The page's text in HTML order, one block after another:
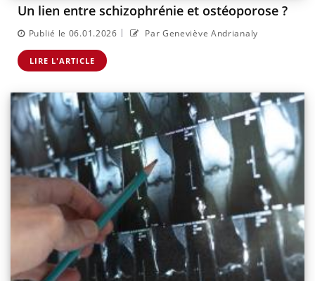
Un lien entre schizophrénie et ostéoporose ?
Publié le 06.01.2026 | Par Geneviève Andrianaly
LIRE L'ARTICLE